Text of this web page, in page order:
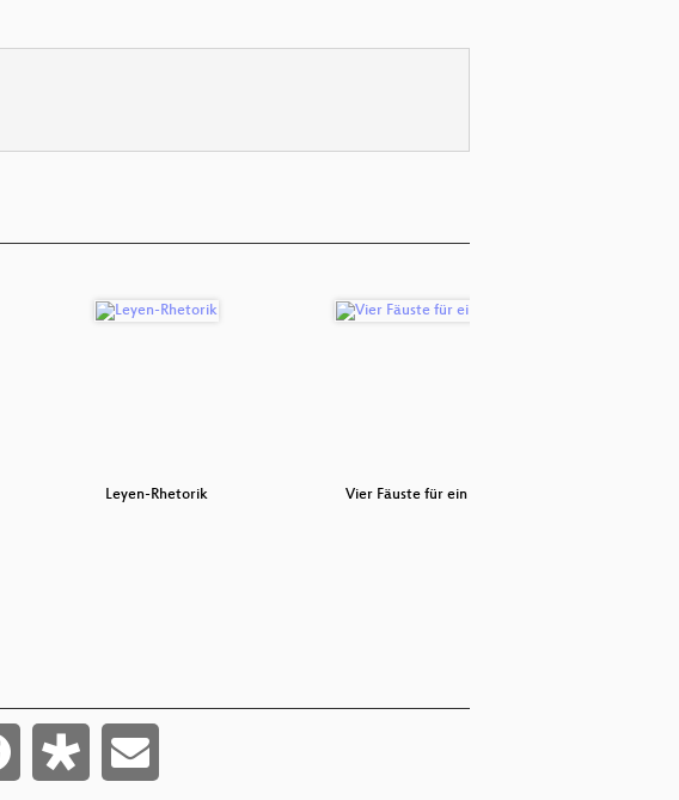
Leyen-Rhetorik Vier Fäuste für ein Halleluja